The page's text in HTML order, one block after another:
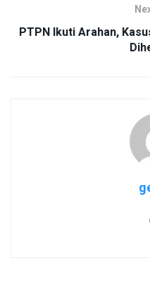
PTPN Ikuti Arahan,